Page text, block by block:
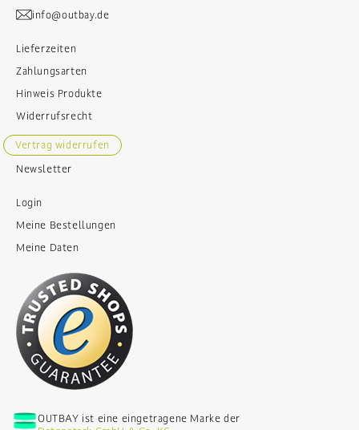
info@outbay.de
Lieferzeiten
Zahlungsarten
Hinweis Produkte
Widerrufsrecht
Vertrag widerrufen
Newsletter
Login
Meine Bestellungen
Meine Daten
OUTBAY ist eine eingetragene Marke der